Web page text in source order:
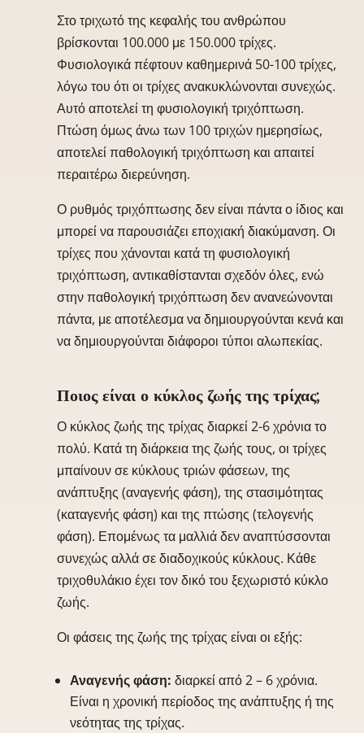
Στο τριχωτό της κεφαλής του ανθρώπου
βρίσκονται 100.000 με 150.000 τρίχες.
Φυσιολογικά πέφτουν καθημερινά 50-100 τρίχες,
λόγω του ότι οι τρίχες ανακυκλώνονται συνεχώς.
Αυτό αποτελεί τη φυσιολογική τριχόπτωση.
Πτώση όμως άνω των 100 τριχών ημερησίως,
αποτελεί παθολογική τριχόπτωση και απαιτεί
περαιτέρω διερεύνηση.
Ο ρυθμός τριχόπτωσης δεν είναι πάντα ο ίδιος και
μπορεί να παρουσιάζει εποχιακή διακύμανση. Οι
τρίχες που χάνονται κατά τη φυσιολογική
τριχόπτωση, αντικαθίστανται σχεδόν όλες, ενώ
στην παθολογική τριχόπτωση δεν ανανεώνονται
πάντα, με αποτέλεσμα να δημιουργούνται κενά και
να δημιουργούνται διάφοροι τύποι αλωπεκίας.
Ποιος είναι ο κύκλος ζωής της τρίχας;
Ο κύκλος ζωής της τρίχας διαρκεί 2-6 χρόνια το
πολύ. Κατά τη διάρκεια της ζωής τους, οι τρίχες
μπαίνουν σε κύκλους τριών φάσεων, της
ανάπτυξης (αναγενής φάση), της στασιμότητας
(καταγενής φάση) και της πτώσης (τελογενής
φάση). Επομένως τα μαλλιά δεν αναπτύσσονται
συνεχώς αλλά σε διαδοχικούς κύκλους. Κάθε
τριχοθυλάκιο έχει τον δικό του ξεχωριστό κύκλο
ζωής.
Οι φάσεις της ζωής της τρίχας είναι οι εξής:
Αναγενής φάση: διαρκεί από 2 – 6 χρόνια.
Είναι η χρονική περίοδος της ανάπτυξης ή της
νεότητας της τρίχας.